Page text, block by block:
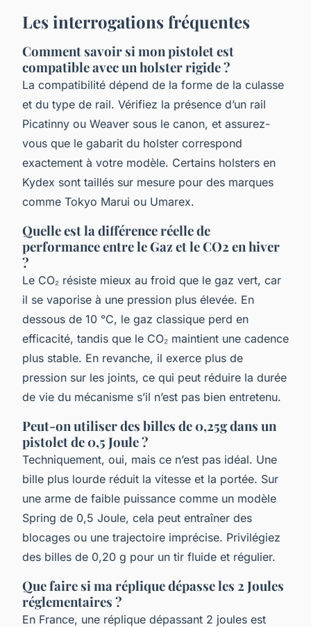
Les interrogations fréquentes
Comment savoir si mon pistolet est
compatible avec un holster rigide ?
La compatibilité dépend de la forme de la culasse
et du type de rail. Vérifiez la présence d’un rail
Picatinny ou Weaver sous le canon, et assurez-
vous que le gabarit du holster correspond
exactement à votre modèle. Certains holsters en
Kydex sont taillés sur mesure pour des marques
comme Tokyo Marui ou Umarex.
Quelle est la différence réelle de
performance entre le Gaz et le CO2 en hiver
?
Le CO₂ résiste mieux au froid que le gaz vert, car
il se vaporise à une pression plus élevée. En
dessous de 10 °C, le gaz classique perd en
efficacité, tandis que le CO₂ maintient une cadence
plus stable. En revanche, il exerce plus de
pression sur les joints, ce qui peut réduire la durée
de vie du mécanisme s’il n’est pas bien entretenu.
Peut-on utiliser des billes de 0,25g dans un
pistolet de 0,5 Joule ?
Techniquement, oui, mais ce n’est pas idéal. Une
bille plus lourde réduit la vitesse et la portée. Sur
une arme de faible puissance comme un modèle
Spring de 0,5 Joule, cela peut entraîner des
blocages ou une trajectoire imprécise. Privilégiez
des billes de 0,20 g pour un tir fluide et régulier.
Que faire si ma réplique dépasse les 2 Joules
réglementaires ?
En France, une réplique dépassant 2 joules est